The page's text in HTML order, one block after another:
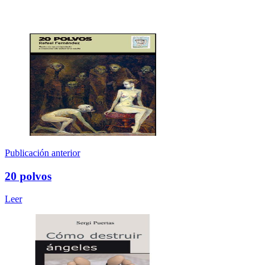
Publicación anterior
20 polvos
Leer